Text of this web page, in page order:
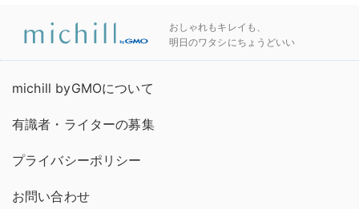
おしゃれもキレイも、
明日のワタシにちょうどいい
michill byGMOについて
有識者・ライターの募集
プライバシーポリシー
お問い合わせ